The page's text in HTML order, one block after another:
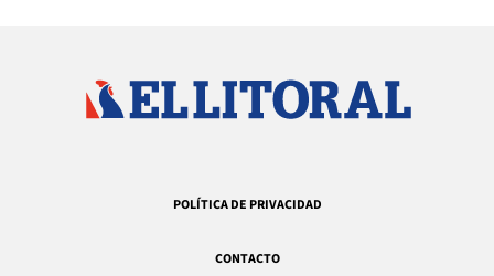
POLÍTICA DE PRIVACIDAD
CONTACTO